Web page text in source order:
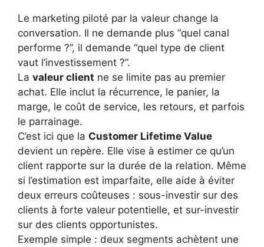
Le marketing piloté par la valeur change la
conversation. Il ne demande plus “quel canal
performe ?”, il demande “quel type de client
vaut l’investissement ?”.
La valeur client ne se limite pas au premier
achat. Elle inclut la récurrence, le panier, la
marge, le coût de service, les retours, et parfois
le parrainage.
C’est ici que la Customer Lifetime Value
devient un repère. Elle vise à estimer ce qu’un
client rapporte sur la durée de la relation. Même
si l’estimation est imparfaite, elle aide à éviter
deux erreurs coûteuses : sous-investir sur des
clients à forte valeur potentielle, et sur-investir
sur des clients opportunistes.
Exemple simple : deux segments achètent une